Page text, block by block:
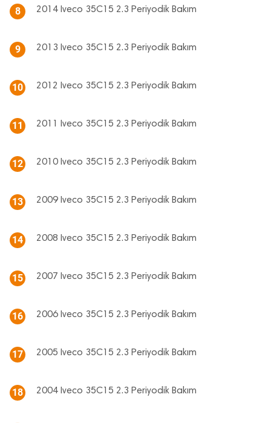
8 2014 Iveco 35C15 2.3 Periyodik Bakım
9 2013 Iveco 35C15 2.3 Periyodik Bakım
10 2012 Iveco 35C15 2.3 Periyodik Bakım
11 2011 Iveco 35C15 2.3 Periyodik Bakım
12 2010 Iveco 35C15 2.3 Periyodik Bakım
13 2009 Iveco 35C15 2.3 Periyodik Bakım
14 2008 Iveco 35C15 2.3 Periyodik Bakım
15 2007 Iveco 35C15 2.3 Periyodik Bakım
16 2006 Iveco 35C15 2.3 Periyodik Bakım
17 2005 Iveco 35C15 2.3 Periyodik Bakım
18 2004 Iveco 35C15 2.3 Periyodik Bakım